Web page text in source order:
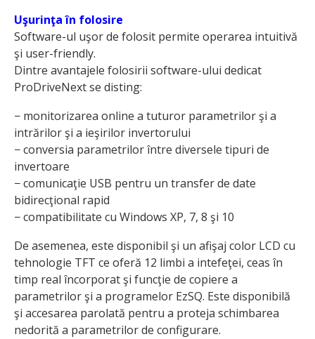
Uşurinţa în folosire
Software-ul uşor de folosit permite operarea intuitivă
şi user-friendly.
Dintre avantajele folosirii software-ului dedicat
ProDriveNext se disting:
− monitorizarea online a tuturor parametrilor şi a
intrărilor şi a ieşirilor invertorului
− conversia parametrilor între diversele tipuri de
invertoare
− comunicaţie USB pentru un transfer de date
bidirecţional rapid
− compatibilitate cu Windows XP, 7, 8 şi 10
De asemenea, este disponibil şi un afişaj color LCD cu
tehnologie TFT ce oferă 12 limbi a intefeţei, ceas în
timp real încorporat şi funcţie de copiere a
parametrilor şi a programelor EzSQ. Este disponibilă
şi accesarea parolată pentru a proteja schimbarea
nedorită a parametrilor de configurare.